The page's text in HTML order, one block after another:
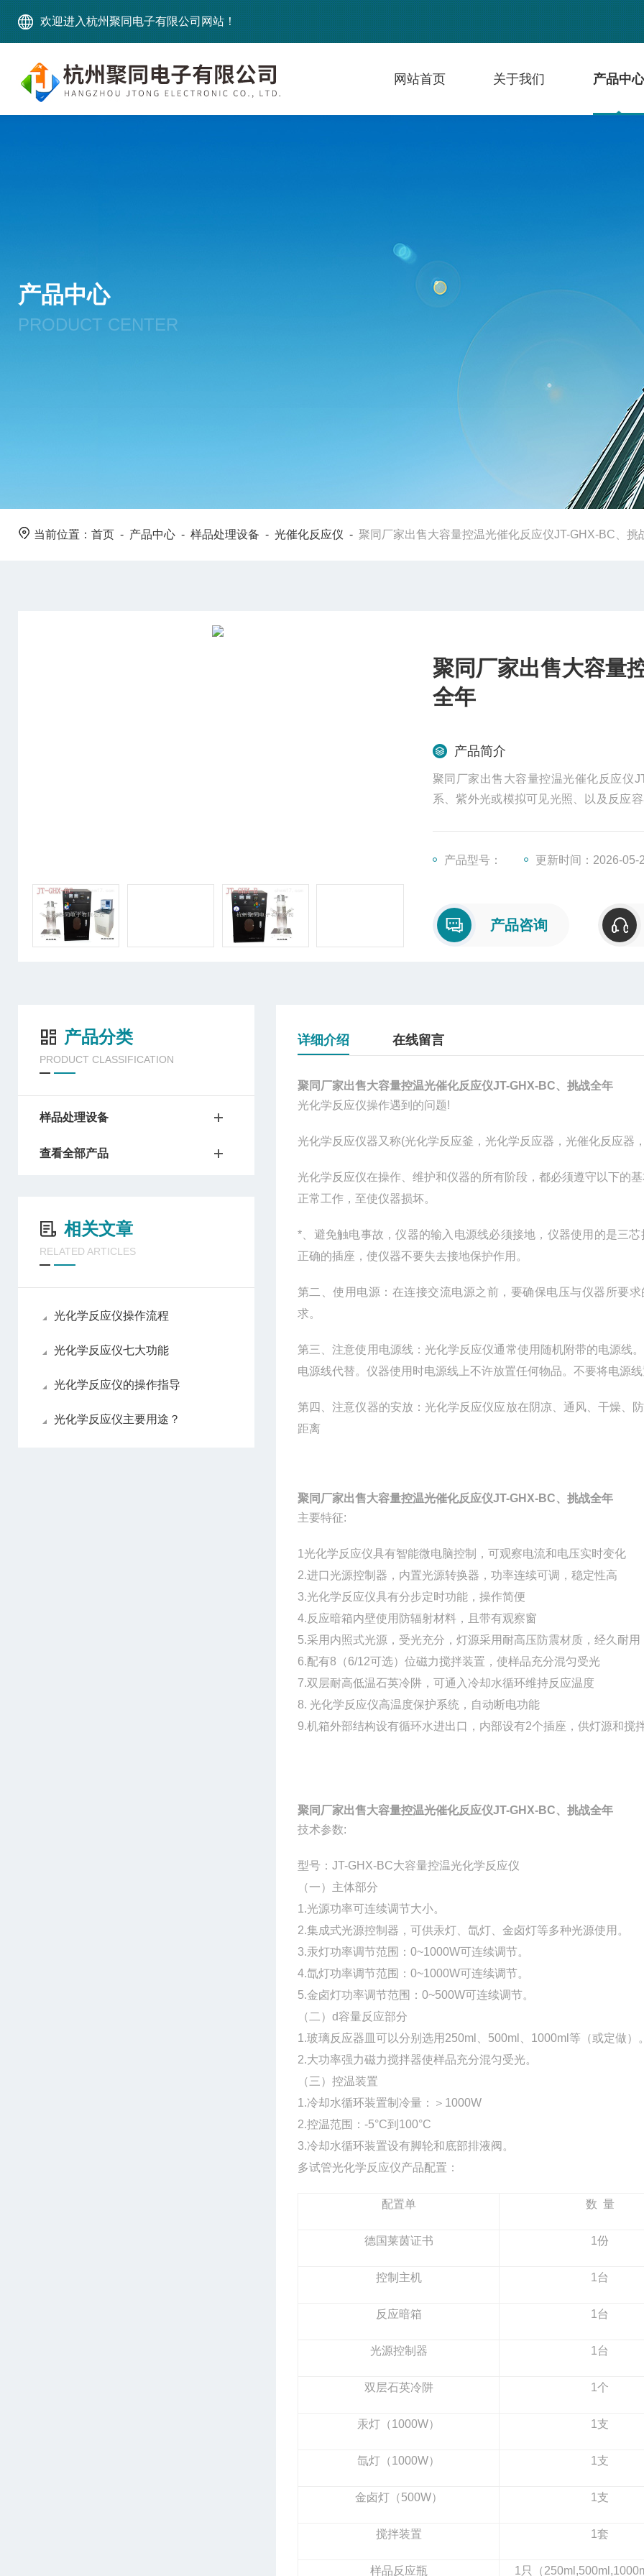
欢迎进入杭州聚同电子有限公司网站！
网站首页 关于我们 产品中心
产品中心
PRODUCT CENTER
当前位置： 首页 - 产品中心 - 样品处理设备 - 光催化反应仪 - 聚同厂家出售大容量控温光催化反应仪JT-GHX-BC、挑
聚同厂家出售大容量
全年
产品简介
聚同厂家出售大容量控温光催化反应仪
系、紫外光或模拟可见光照、以及反应
产品型号：
更新时间：2026-05-
产品咨询
产品分类
PRODUCT CLASSIFICATION
样品处理设备
查看全部产品
相关文章
RELATED ARTICLES
光化学反应仪操作流程
光化学反应仪七大功能
光化学反应仪的操作指导
光化学反应仪主要用途？
详细介绍 在线留言
聚同厂家出售大容量控温光催化反应仪JT-GHX-BC、挑战全年
光化学反应仪操作遇到的问题!
光化学反应仪器又称(光化学反应釜，光化学反应器，光催化反应器
光化学反应仪在操作、维护和仪器的所有阶段，都必须遵守以下的
正常工作，至使仪器损坏。
*、避免触电事故，仪器的输入电源线必须接地，仪器使用的是三
正确的插座，使仪器不要失去接地保护作用。
第二、使用电源：在连接交流电源之前，要确保电压与仪器所要
求。
第三、注意使用电源线：光化学反应仪通常使用随机附带的电源线
电源线代替。仪器使用时电源线上不许放置任何物品。不要将电源
第四、注意仪器的安放：光化学反应仪应放在阴凉、通风、干燥、
距离
聚同厂家出售大容量控温光催化反应仪JT-GHX-BC、挑战全年
主要特征:
1 光化学反应仪具有智能微电脑控制，可观察电流和电压实时变化
2.进口光源控制器，内置光源转换器，功率连续可调，稳定性高
3.光化学反应仪具有分步定时功能，操作简便
4.反应暗箱内壁使用防辐射材料，且带有观察窗
5.采用内照式光源，受光充分，灯源采用耐高压防震材质，经久耐用
6.配有8（6/12可选）位磁力搅拌装置，使样品充分混匀受光
7.双层耐高低温石英冷阱，可通入冷却水循环维持反应温度
8. 光化学反应仪高温度保护系统，自动断电功能
9.机箱外部结构设有循环水进出口，内部设有2个插座，供灯源和搅
聚同厂家出售大容量控温光催化反应仪JT-GHX-BC、挑战全年
技术参数:
型号：JT-GHX-BC大容量控温光化学反应仪
（一）主体部分
1.光源功率可连续调节大小。
2.集成式光源控制器，可供汞灯、氙灯、金卤灯等多种光源使用。
3.汞灯功率调节范围：0~1000W可连续调节。
4.氙灯功率调节范围：0~1000W可连续调节。
5.金卤灯功率调节范围：0~500W可连续调节。
（二）d容量反应部分
1.玻璃反应器皿可以分别选用250ml、500ml、1000ml等（或定做）
2.大功率强力磁力搅拌器使样品充分混匀受光。
（三）控温装置
1.冷却水循环装置制冷量：＞1000W
2.控温范围：-5°C到100°C
3.冷却水循环装置设有脚轮和底部排液阀。
多试管光化学反应仪产品配置：
配置单 数 量
德国莱茵证书 1 份
控制主机 1 台
反应暗箱 1 台
光源控制器 1 台
双层石英冷阱 1 个
汞灯（1000W） 1 支
氙灯（1000W） 1 支
金卤灯（500W） 1 支
搅拌装置 1 套
样品反应瓶 1 只（